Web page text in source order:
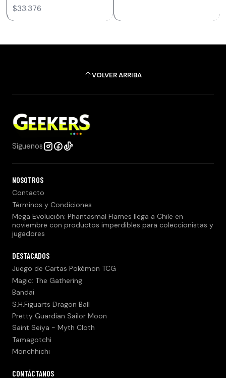
$33.376
VOLVER ARRIBA
Síguenos
NOSOTROS
Contacto
Términos y Condiciones
Mega Evolución: Phantasmal Flames llega a Chile en
noviembre con productos imperdibles para coleccionistas y
jugadores
DESTACADOS
Juego de Cartas Pokémon TCG
Magic: The Gathering
Bandai
S.H.Figuarts Dragon Ball
Pretty Guardian Sailor Moon
Saint Seiya - Myth Cloth
Tamagotchi
Monchhichi
CONTÁCTANOS